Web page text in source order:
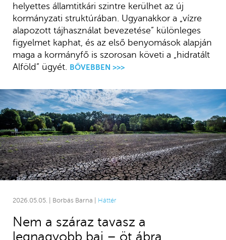
helyettes államtitkári szintre kerülhet az új
kormányzati struktúrában. Ugyanakkor a „vízre
alapozott tájhasználat bevezetése” különleges
figyelmet kaphat, és az első benyomások alapján
maga a kormányfő is szorosan követi a „hidratált
Alföld” ügyét.
BŐVEBBEN >>>
2026.05.05. | Borbás Barna | Háttér
Nem a száraz tavasz a
legnagyobb baj – öt ábra